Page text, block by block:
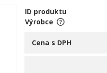
ID produktu
Výrobce
Cena s DPH